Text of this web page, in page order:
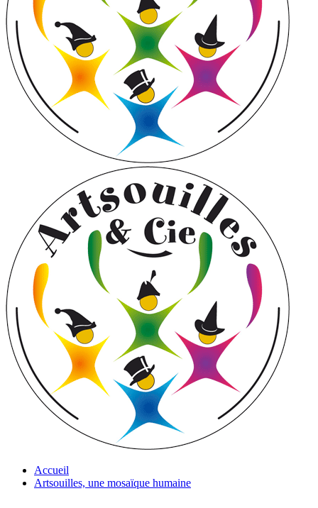
Accueil
Artsouilles, une mosaïque humaine